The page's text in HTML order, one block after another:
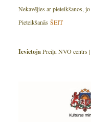
Nekavējies ar pieteikšanos,
Pieteikšanās ŠEIT
IevietojaPreiļu NVO centrs |